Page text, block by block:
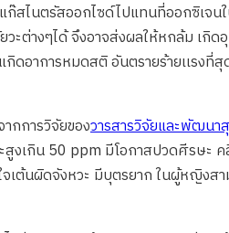
สไนตรัสออกไซด์ไปแทนที่ออกซิเจน
ะต่างๆได้ จึงอาจส่งผลให้หกล้ม เกิ
ดอาการหมดสติ อันตรายร้ายเเรง
กการวิจัยของวารสารวิจัยและพัฒนา
เกิน 50 ppm มีโอกาสปวดศีรษะ ค
เต้นผิดจังหวะ มีบุตรยาก ในผู้หญิง